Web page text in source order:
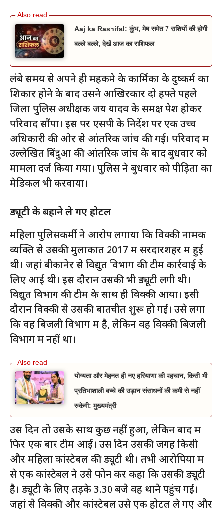
Aaj ka Rashifal: कुंभ, मेष समेत 7 राशियों की होगी
बल्ले बल्ले, देखें आज का राशिफल
लंबे समय से अपने ही महकमे के कार्मिकों के दुष्कर्म का
शिकार होने के बाद उसने आखिरकार दो हफ्ते पहले
जिला पुलिस अधीक्षक जय यादव के समक्ष पेश होकर
परिवाद सौंपा। इस पर एसपी के निर्देश पर एक उच्च
अधिकारी की ओर से आंतरिक जांच की गई। परिवाद में
उल्लेखित बिंदुओं की आंतरिक जांच के बाद बुधवार को
मामला दर्ज किया गया। पुलिस ने बुधवार को पीड़िता का
मेडिकल भी करवाया।
ड्यूटी के बहाने ले गए होटल
महिला पुलिसकर्मी ने आरोप लगाया कि विक्की नामक
व्यक्ति से उसकी मुलाकात 2017 में सरदारशहर में हुई
थी। जहां बीकानेर से विद्युत विभाग की टीम कार्रवाई के
लिए आई थी। इस दौरान उसकी भी ड्यूटी लगी थी।
विद्युत विभाग की टीम के साथ ही विक्की आया। इसी
दौरान विक्की से उसकी बातचीत शुरू हो गई। उसे लगा
कि वह बिजली विभाग में है, लेकिन वह विक्की बिजली
विभाग में नहीं था।
योग्यता और मेहनत ही नए हरियाणा की पहचान, किसी भी
प्रतिभाशाली बच्चे की उड़ान संसाधनों की कमी से नहीं
रुकेगी: मुख्यमंत्री
उस दिन तो उसके साथ कुछ नहीं हुआ, लेकिन बाद में
फिर एक बार टीम आई। उस दिन उसकी जगह किसी
और महिला कांस्टेबल की ड्यूटी थी। तभी आरोपियों में
से एक कांस्टेबल ने उसे फोन कर कहा कि उसकी ड्यूटी
है। ड्यूटी के लिए तड़के 3.30 बजे वह थाने पहुंच गई।
जहां से विक्की और कांस्टेबल उसे एक होटल ले गए और